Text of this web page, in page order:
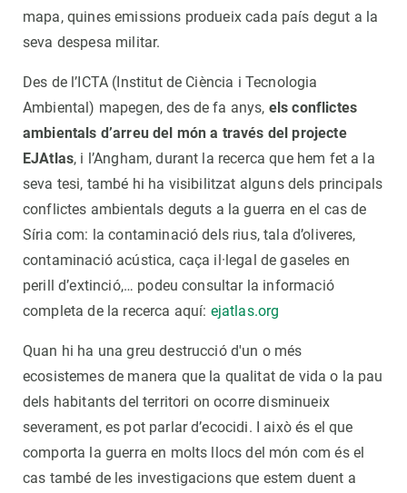
mapa, quines emissions produeix cada país degut a la
seva despesa militar.
Des de l’ICTA (Institut de Ciència i Tecnologia
Ambiental) mapegen, des de fa anys, els conflictes
ambientals d’arreu del món a través del projecte
EJAtlas, i l’Angham, durant la recerca que hem fet a la
seva tesi, també hi ha visibilitzat alguns dels principals
conflictes ambientals deguts a la guerra en el cas de
Síria com: la contaminació dels rius, tala d’oliveres,
contaminació acústica, caça il·legal de gaseles en
perill d’extinció,… podeu consultar la informació
completa de la recerca aquí: ejatlas.org
Quan hi ha una greu destrucció d'un o més
ecosistemes de manera que la qualitat de vida o la pau
dels habitants del territori on ocorre disminueix
severament, es pot parlar d’ecocidi. I això és el que
comporta la guerra en molts llocs del món com és el
cas també de les investigacions que estem duent a